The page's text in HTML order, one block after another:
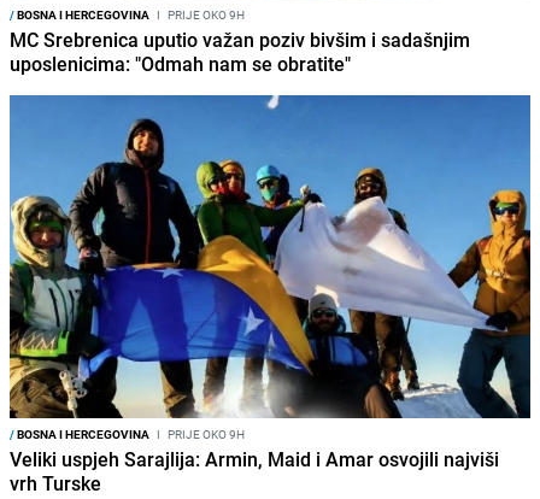
/BOSNA I HERCEGOVINA I PRIJE OKO 9H
MC Srebrenica uputio važan poziv bivšim i sadašnjim
uposlenicima: "Odmah nam se obratite"
/BOSNA I HERCEGOVINA I PRIJE OKO 9H
Veliki uspjeh Sarajlija: Armin, Maid i Amar osvojili najviši
vrh Turske